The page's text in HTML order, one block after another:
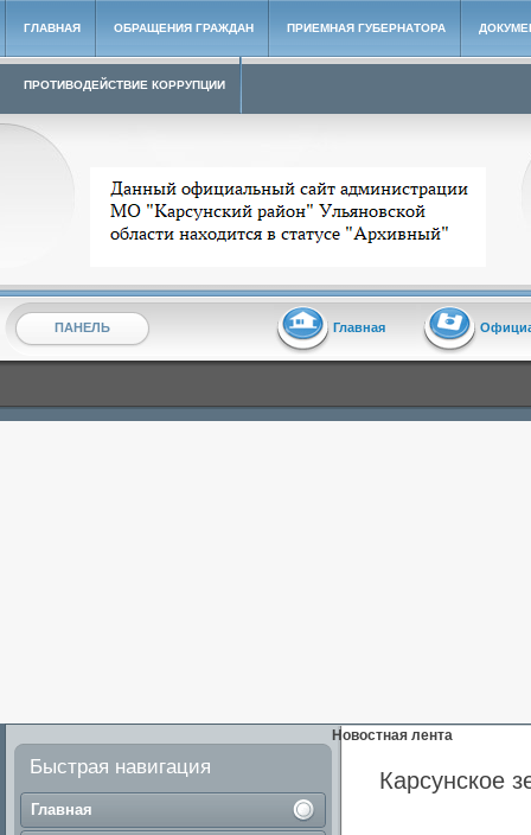
ГЛАВНАЯ ОБРАЩЕНИЯ ГРАЖДАН ПРИЕМНАЯ ГУБЕРНАТОРА
ПРОТИВОДЕЙСТВИЕ КОРРУПЦИИ
Архивный сайт администрации МО "Карсунский район"
ПАНЕЛЬ Главная
Быстрая навигация
Главная
Новостная лента
Карсунское